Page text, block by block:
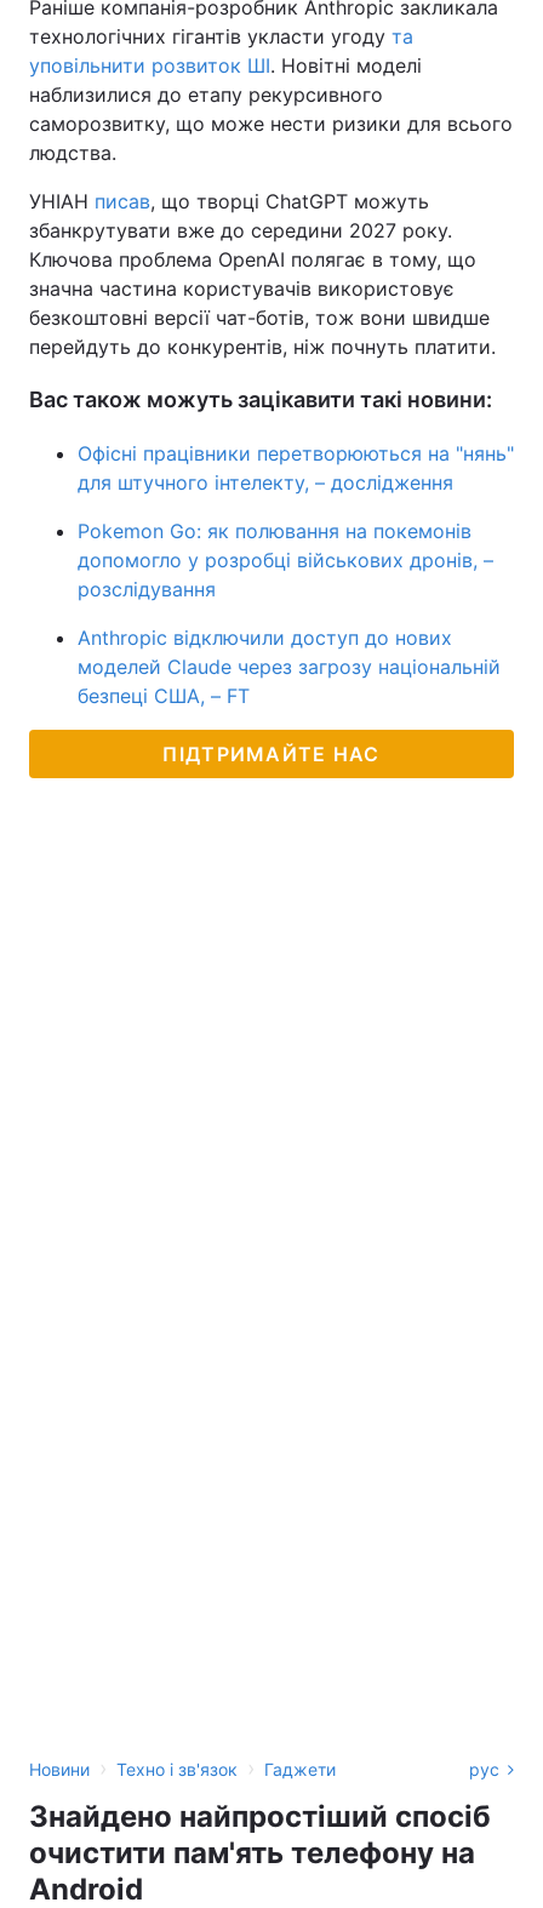
Раніше компанія-розробник Anthropic закликала
технологічних гігантів укласти угоду та
уповільнити розвиток ШІ. Новітні моделі
наблизилися до етапу рекурсивного
саморозвитку, що може нести ризики для всього
людства.
УНІАН писав, що творці ChatGPT можуть
збанкрутувати вже до середини 2027 року.
Ключова проблема OpenAI полягає в тому, що
значна частина користувачів використовує
безкоштовні версії чат-ботів, тож вони швидше
перейдуть до конкурентів, ніж почнуть платити.
Вас також можуть зацікавити такі новини:
Офісні працівники перетворюються на "нянь"
для штучного інтелекту, – дослідження
Pokemon Go: як полювання на покемонів
допомогло у розробці військових дронів, –
розслідування
Anthropic відключили доступ до нових
моделей Claude через загрозу національній
безпеці США, – FT
ПІДТРИМАЙТЕ НАС
Новини › Техно і зв'язок › Гаджети рус
Знайдено найпростіший спосіб
очистити пам'ять телефону на
Android